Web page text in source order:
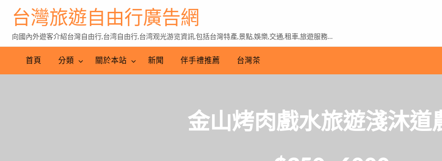
台
茶
台灣旅遊自由行廣告網
向國內外遊客介紹台灣自由行,台湾自由行,台湾观光游览資訊,包括台灣特產,景點,娛樂,交通,租車,旅遊服務…
首頁 分類 關於本站 新聞 伴手禮推薦 台灣茶
金山烤肉戲水旅遊淺沐道